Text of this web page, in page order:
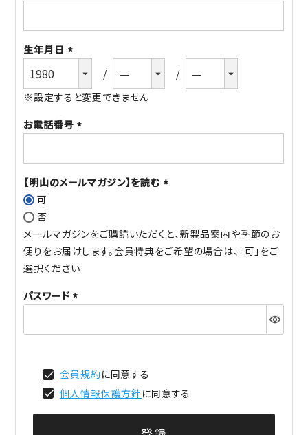
生年月日
須)
※設定すると変更できません
お電話番号
須)
【明山のメールマガジン】を読む
可
否
メールマガジンをご購読いただくと、新製品案内や季節のお
便りをお届けします。会員特典をご希望の場合は、「可」をご
選択ください
パスワード
須)
会員規約に同意する
個人情報保護方針 に同意する